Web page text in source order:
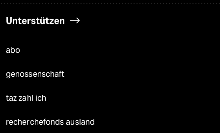
Unterstützen
abo
genossenschaft
taz zahl ich
recherchefonds ausland